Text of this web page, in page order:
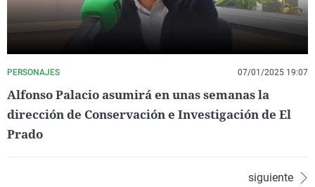
PERSONAJES 07/01/2025 19:07
Alfonso Palacio asumirá en unas semanas la
dirección de Conservación e Investigación de El
Prado
siguiente